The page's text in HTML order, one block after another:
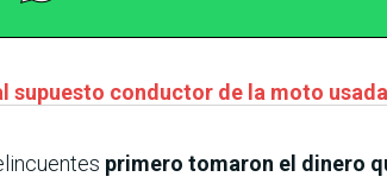
supuesto conductor de la moto
primero tomaron el dinero